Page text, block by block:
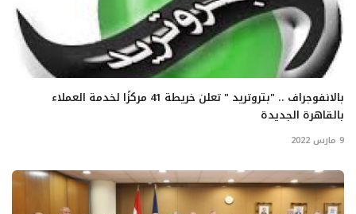
بالانفوجراف .. "بتروتريد " تعلن خريطة 41 مركزًا لخدمة العملاء
بالقاهرة الجديدة
9 مارس 2022